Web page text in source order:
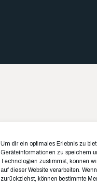
Um dir ein optimales Erlebnis zu
Geräteinformationen zu speichern
Technologien zustimmst, können
auf dieser Website verarbeiten.
zurückziehst, können bestimmte
Büro München ✉️
Belfortstraße 8
81667 München
089 1250956-10